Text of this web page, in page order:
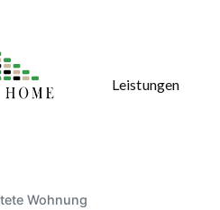
Leistungen
Wohnung